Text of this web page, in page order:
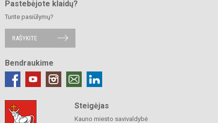
Pastebėjote klaidų?
Turite pasiūlymų?
RAŠYKITE
Bendraukime
Steigėjas
Kauno miesto savivaldybė